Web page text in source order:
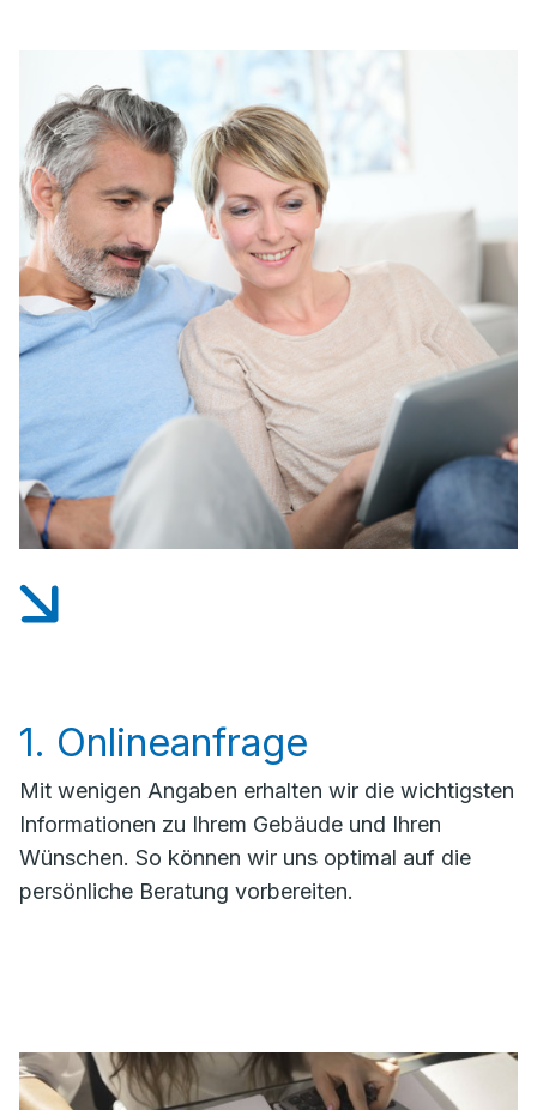
1. Onlineanfrage
Mit wenigen Angaben erhalten wir die wichtigsten
Informationen zu Ihrem Gebäude und Ihren
Wünschen. So können wir uns optimal auf die
persönliche Beratung vorbereiten.